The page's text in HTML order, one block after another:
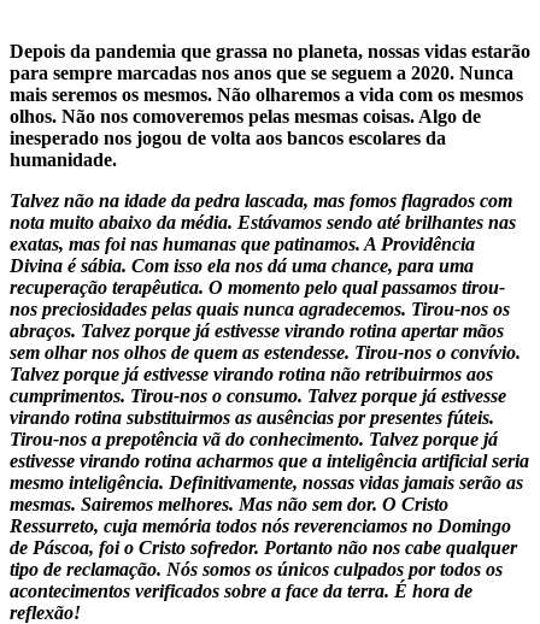
Depois da pandemia que grassa no planeta, nossas vidas estarão
para sempre marcadas nos anos que se seguem a 2020. Nunca
mais seremos os mesmos. Não olharemos a vida com os mesmos
olhos. Não nos comoveremos pelas mesmas coisas. Algo de
inesperado nos jogou de volta aos bancos escolares da
humanidade.
Talvez não na idade da pedra lascada, mas fomos flagrados com
nota muito abaixo da média. Estávamos sendo até brilhantes nas
exatas, mas foi nas humanas que patinamos. A Providência
Divina é sábia. Com isso ela nos dá uma chance, para uma
recuperação terapêutica. O momento pelo qual passamos tirou-
nos preciosidades pelas quais nunca agradecemos. Tirou-nos os
abraços. Talvez porque já estivesse virando rotina apertar mãos
sem olhar nos olhos de quem as estendesse. Tirou-nos o convívio.
Talvez porque já estivesse virando rotina não retribuirmos aos
cumprimentos. Tirou-nos o consumo. Talvez porque já estivesse
virando rotina substituirmos as ausências por presentes fúteis.
Tirou-nos a prepotência vã do conhecimento. Talvez porque já
estivesse virando rotina acharmos que a inteligência artificial seria
mesmo inteligência. Definitivamente, nossas vidas jamais serão as
mesmas. Sairemos melhores. Mas não sem dor. O Cristo
Ressurreto, cuja memória todos nós reverenciamos no Domingo
de Páscoa, foi o Cristo sofredor. Portanto não nos cabe qualquer
tipo de reclamação. Nós somos os únicos culpados por todos os
acontecimentos verificados sobre a face da terra. É hora de
reflexão!